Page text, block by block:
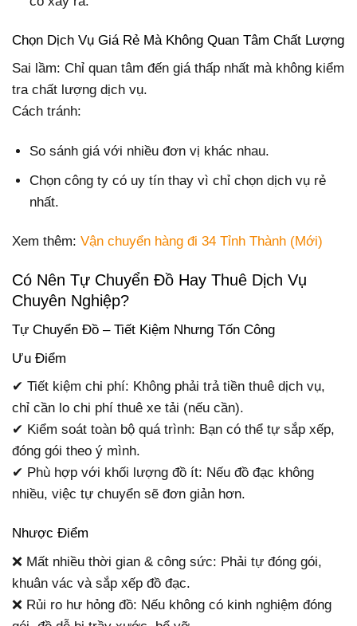
Chọn Dịch Vụ Giá Rẻ Mà Không Quan Tâm Chất Lượng
Sai lầm: Chỉ quan tâm đến giá thấp nhất mà không kiểm
tra chất lượng dịch vụ.
Cách tránh:
So sánh giá với nhiều đơn vị khác nhau.
Chọn công ty có uy tín thay vì chỉ chọn dịch vụ rẻ
nhất.
Xem thêm: Vận chuyển hàng đi 34 Tỉnh Thành (Mới)
Có Nên Tự Chuyển Đồ Hay Thuê Dịch Vụ
Chuyên Nghiệp?
Tự Chuyển Đồ – Tiết Kiệm Nhưng Tốn Công
Ưu Điểm
✔ Tiết kiệm chi phí: Không phải trả tiền thuê dịch vụ,
chỉ cần lo chi phí thuê xe tải (nếu cần).
✔ Kiểm soát toàn bộ quá trình: Bạn có thể tự sắp xếp,
đóng gói theo ý mình.
✔ Phù hợp với khối lượng đồ ít: Nếu đồ đạc không
nhiều, việc tự chuyển sẽ đơn giản hơn.
Nhược Điểm
❌ Mất nhiều thời gian & công sức: Phải tự đóng gói,
khuân vác và sắp xếp đồ đạc.
❌ Rủi ro hư hỏng đồ: Nếu không có kinh nghiệm đóng